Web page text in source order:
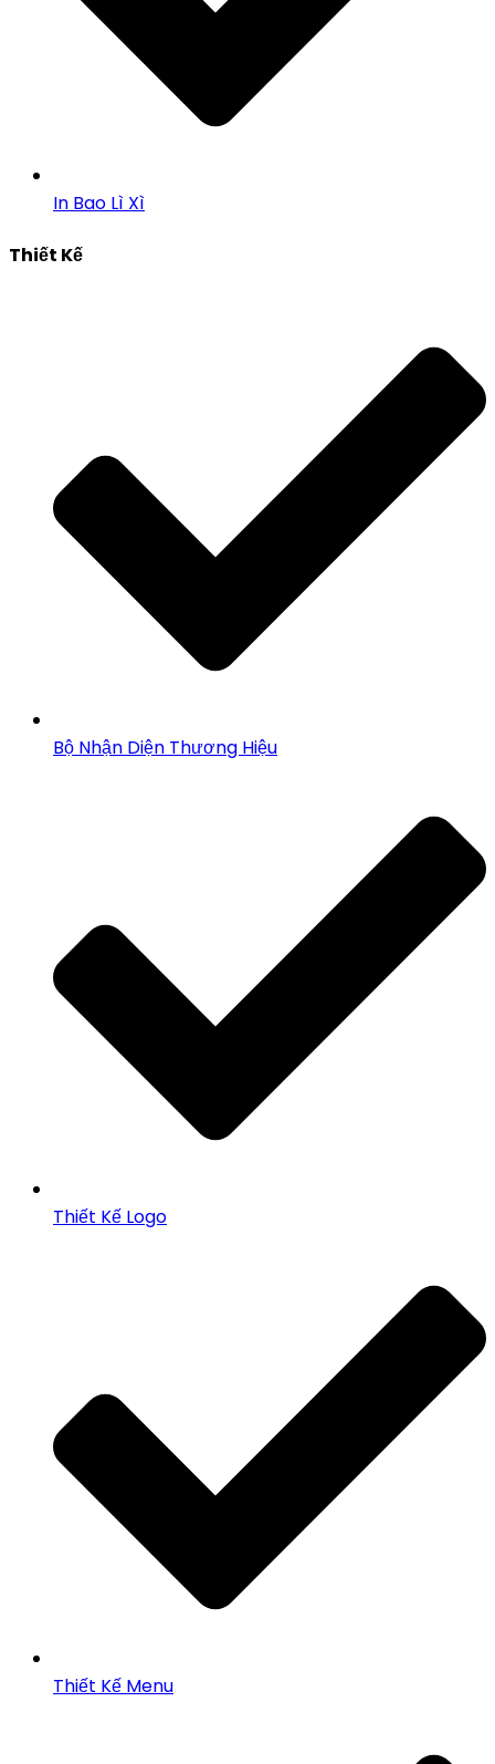
In Bao Lì Xì
Thiết Kế
Bộ Nhận Diện Thương Hiệu
Thiết Kế Logo
Thiết Kế Menu